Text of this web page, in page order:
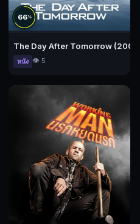
อร์
66%
The Day After Tomorrow
หนัง 👁️ 5